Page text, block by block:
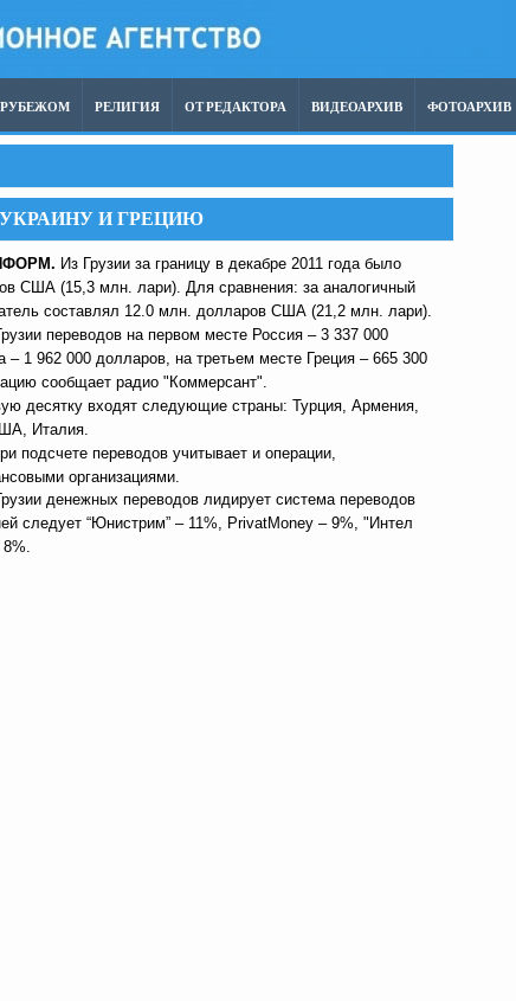
РУБЕЖОМ РЕЛИГИЯ ОТ РЕДАКТОРА ВИДЕОАРХИВ ФОТОАРХИВ
И ГРЕЦИЮ
Из Грузии за границу в декабре 2011 года было
США (15,3 млн. лари). Для сравнения: за аналогичный
составлял 12.0 млн. долларов США (21,2 млн. лари).
переводов на первом месте Россия – 3 337 000
– 1 962 000 долларов, на третьем месте Греция – 665 300
сообщает радио "Коммерсант".
десятку входят следующие страны: Турция, Армения,
Италия.
подсчете переводов учитывает и операции,
организациями.
денежных переводов лидирует система переводов
следует “Юнистрим” – 11%, PrivatMoney – 9%, "Интел
8%.